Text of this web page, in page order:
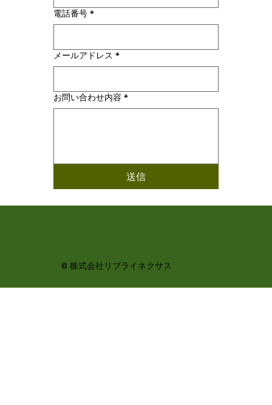
電話番号 *
メールアドレス *
お問い合わせ内容 *
送信
© 株式会社リブライネクサス